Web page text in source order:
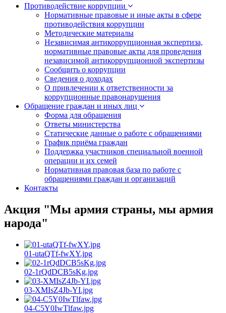
Противодействие коррупции
Нормативные правовые и иные акты в сфере
противодействия коррупции
Методические материалы
Независимая антикоррупционная экспертиза,
нормативные правовые акты для проведения
независимой антикоррупционной экспертизы
Сообщить о коррупции
Сведения о доходах
О привлечении к ответственности за
коррупционные правонарушения
Обращение граждан и иных лиц
Форма для обращения
Ответы министерства
Статические данные о работе с обращениями
График приёма граждан
Поддержка участников специальной военной
операции и их семей
Нормативная правовая база по работе с
обращениями граждан и организаций
Контакты
Акция "Мы армия страны, мы армия
народа"
01-utaQTf-fwXY.jpg
02-1rQdDCB5sKg.jpg
03-XMIsZ4Jb-YI.jpg
04-C5Y0IwTlfaw.jpg